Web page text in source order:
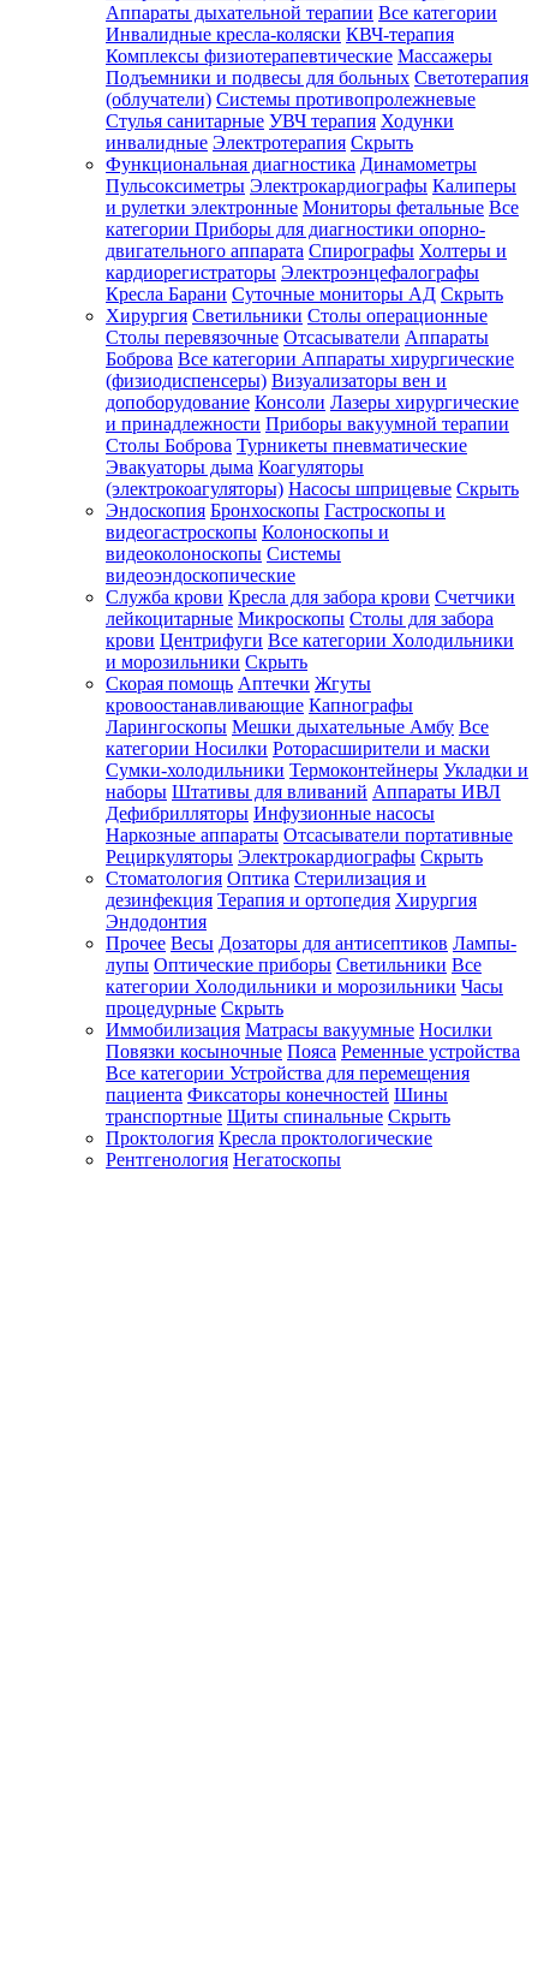
Аппараты дыхательной терапии Все категории
Инвалидные кресла-коляски КВЧ-терапия
Комплексы физиотерапевтические Массажеры
Подъемники и подвесы для больных Светотерапия
(облучатели) Системы противопролежневые
Стулья санитарные УВЧ терапия Ходунки
инвалидные Электротерапия Скрыть
Функциональная диагностика Динамометры
Пульсоксиметры Электрокардиографы Калиперы
и рулетки электронные Мониторы фетальные Все
категории Приборы для диагностики опорно-
двигательного аппарата Спирографы Холтеры и
кардиорегистраторы Электроэнцефалографы
Кресла Барани Суточные мониторы АД Скрыть
Хирургия Светильники Столы операционные
Столы перевязочные Отсасыватели Аппараты
Боброва Все категории Аппараты хирургические
(физиодиспенсеры) Визуализаторы вен и
допоборудование Консоли Лазеры хирургические
и принадлежности Приборы вакуумной терапии
Столы Боброва Турникеты пневматические
Эвакуаторы дыма Коагуляторы
(электрокоагуляторы) Насосы шприцевые Скрыть
Эндоскопия Бронхоскопы Гастроскопы и
видеогастроскопы Колоноскопы и
видеоколоноскопы Системы
видеоэндоскопические
Служба крови Кресла для забора крови Счетчики
лейкоцитарные Микроскопы Столы для забора
крови Центрифуги Все категории Холодильники
и морозильники Скрыть
Скорая помощь Аптечки Жгуты
кровоостанавливающие Капнографы
Ларингоскопы Мешки дыхательные Амбу Все
категории Носилки Роторасширители и маски
Сумки-холодильники Термоконтейнеры Укладки и
наборы Штативы для вливаний Аппараты ИВЛ
Дефибрилляторы Инфузионные насосы
Наркозные аппараты Отсасыватели портативные
Рециркуляторы Электрокардиографы Скрыть
Стоматология Оптика Стерилизация и
дезинфекция Терапия и ортопедия Хирургия
Эндодонтия
Прочее Весы Дозаторы для антисептиков Лампы-
лупы Оптические приборы Светильники Все
категории Холодильники и морозильники Часы
процедурные Скрыть
Иммобилизация Матрасы вакуумные Носилки
Повязки косыночные Пояса Ременные устройства
Все категории Устройства для перемещения
пациента Фиксаторы конечностей Шины
транспортные Щиты спинальные Скрыть
Проктология Кресла проктологические
Рентгенология Негатоскопы